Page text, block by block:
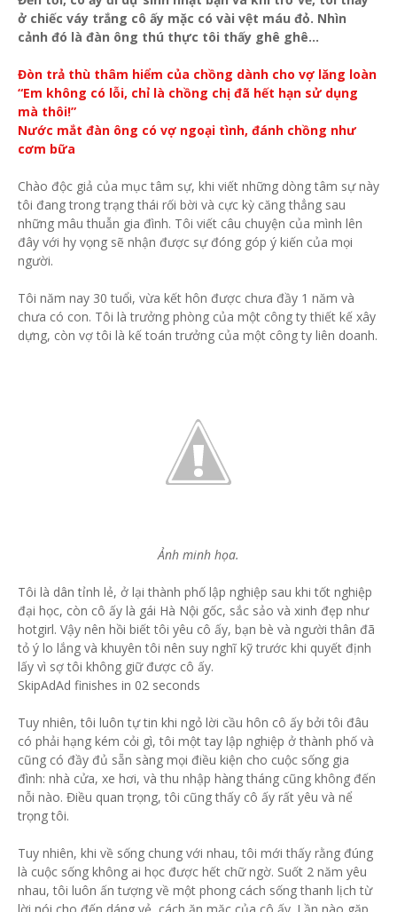
ở chiếc váy trắng cô ấy mặc có vài vệt máu đỏ. Nhìn
cảnh đó là đàn ông thú thực tôi thấy ghê ghê...
Đòn trả thù thâm hiểm của chồng dành cho vợ lăng loàn
“Em không có lỗi, chỉ là chồng chị đã hết hạn sử dụng
mà thôi!”
Nước mắt đàn ông có vợ ngoại tình, đánh chồng như
cơm bữa
Chào độc giả của mục tâm sự, khi viết những dòng tâm sự này
tôi đang trong trạng thái rối bời và cực kỳ căng thẳng sau
những mâu thuẫn gia đình. Tôi viết câu chuyện của mình lên
đây với hy vọng sẽ nhận được sự đóng góp ý kiến của mọi
người.
Tôi năm nay 30 tuổi, vừa kết hôn được chưa đầy 1 năm và
chưa có con. Tôi là trưởng phòng của một công ty thiết kế xây
dựng, còn vợ tôi là kế toán trưởng của một công ty liên doanh.
Ảnh minh họa.
Tôi là dân tỉnh lẻ, ở lại thành phố lập nghiệp sau khi tốt nghiệp
đại học, còn cô ấy là gái Hà Nội gốc, sắc sảo và xinh đẹp như
hotgirl. Vậy nên hồi biết tôi yêu cô ấy, bạn bè và người thân đã
tỏ ý lo lắng và khuyên tôi nên suy nghĩ kỹ trước khi quyết định
lấy vì sợ tôi không giữ được cô ấy.
SkipAdAd finishes in 02 seconds
Tuy nhiên, tôi luôn tự tin khi ngỏ lời cầu hôn cô ấy bởi tôi đâu
có phải hạng kém cỏi gì, tôi một tay lập nghiệp ở thành phố và
cũng có đầy đủ sẵn sàng mọi điều kiện cho cuộc sống gia
đình: nhà cửa, xe hơi, và thu nhập hàng tháng cũng không đến
nỗi nào. Điều quan trọng, tôi cũng thấy cô ấy rất yêu và nể
trọng tôi.
Tuy nhiên, khi về sống chung với nhau, tôi mới thấy rằng đúng
là cuộc sống không ai học được hết chữ ngờ. Suốt 2 năm yêu
nhau, tôi luôn ấn tượng về một phong cách sống thanh lịch từ